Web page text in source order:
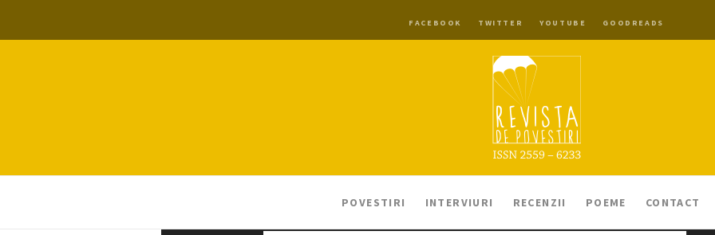
FACEBOOK TWITTER YOUTUBE GOODREADS
POVESTIRI INTERVIURI RECENZII POEME CONTACT